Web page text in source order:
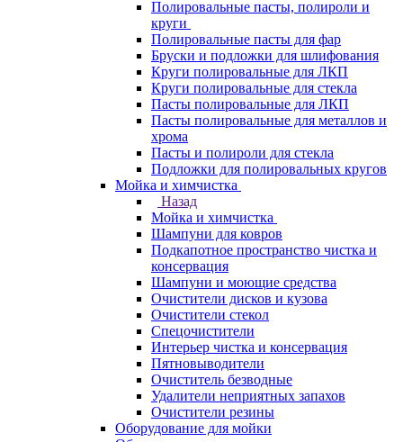
Полировальные пасты, полироли и
круги
Полировальные пасты для фар
Бруски и подложки для шлифования
Круги полировальные для ЛКП
Круги полировальные для стекла
Пасты полировальные для ЛКП
Пасты полировальные для металлов и
хрома
Пасты и полироли для стекла
Подложки для полировальных кругов
Мойка и химчистка
Назад
Мойка и химчистка
Шампуни для ковров
Подкапотное пространство чистка и
консервация
Шампуни и моющие средства
Очистители дисков и кузова
Очистители стекол
Спецочистители
Интерьер чистка и консервация
Пятновыводители
Очиститель безводные
Удалители неприятных запахов
Очистители резины
Оборудование для мойки